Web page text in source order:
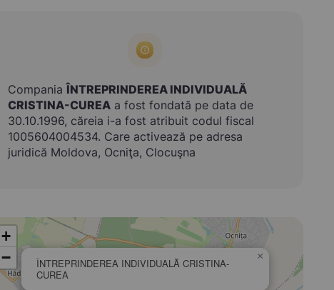
CompaniaÎNTREPRINDEREA INDIVIDUALĂ
CRISTINA-CUREAa fost fondată pe data de
30.10.1996, căreia i-a fost atribuit codul fiscal
1005604004534. Care activează pe adresa
juridică Moldova, Ocniţa, Clocuşna
ÎNTREPRINDEREA INDIVIDUALĂ CRISTINA-
CUREA
×
+
−